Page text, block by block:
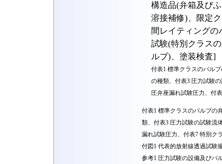
構造品(弁箱及び
溶接補修)、限定
間レイティング
試験(特別クラス
ルブ)、塗装検査]
付表1 標準クラスのバル
の種類、付表3 圧力試験
圧弁座漏れ試験圧力、付
付表1 標準クラスのバルブの
類、付表3 圧力試験の試験流
漏れ試験圧力、付表7 特別ク
付図1 代表的放射線透過試験
参考1 圧力試験の設備及びバ